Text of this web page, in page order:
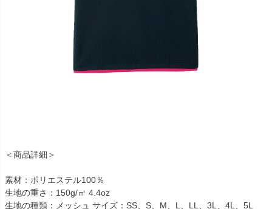
＜商品詳細＞
素材：ポリエステル100％
生地の重さ：150g/㎡ 4.4oz
生地の種類：メッシュ サイズ：SS、S、M、L、LL、3L、4L、5L